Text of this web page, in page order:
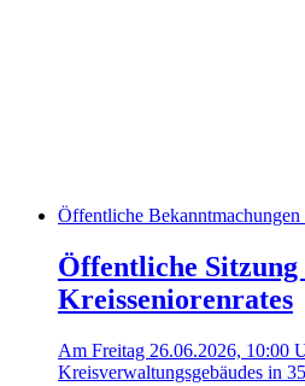
Öffentliche Bekanntmachungen
Öffentliche Sitzung
Kreisseniorenrates
Am Freitag 26.06.2026, 10:00
Kreisverwaltungsgebäudes in